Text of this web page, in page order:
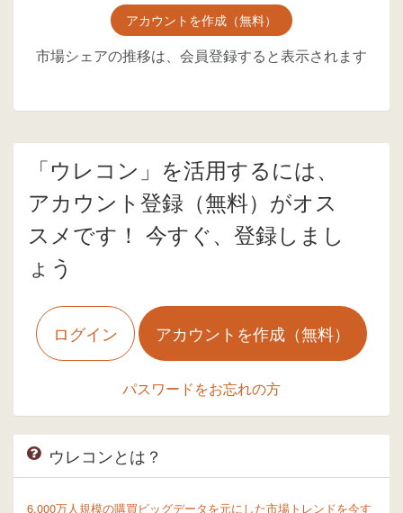
アカウントを作成（無料）
市場シェアの推移は、会員登録すると表示されます
「ウレコン」を活用するには、
アカウント登録（無料）がオス
スメです！ 今すぐ、登録しまし
ょう
ログイン アカウントを作成（無料）
パスワードをお忘れの方
ウレコンとは？
6,000万人規模の購買ビッグデータを元にした市場トレンドを今す